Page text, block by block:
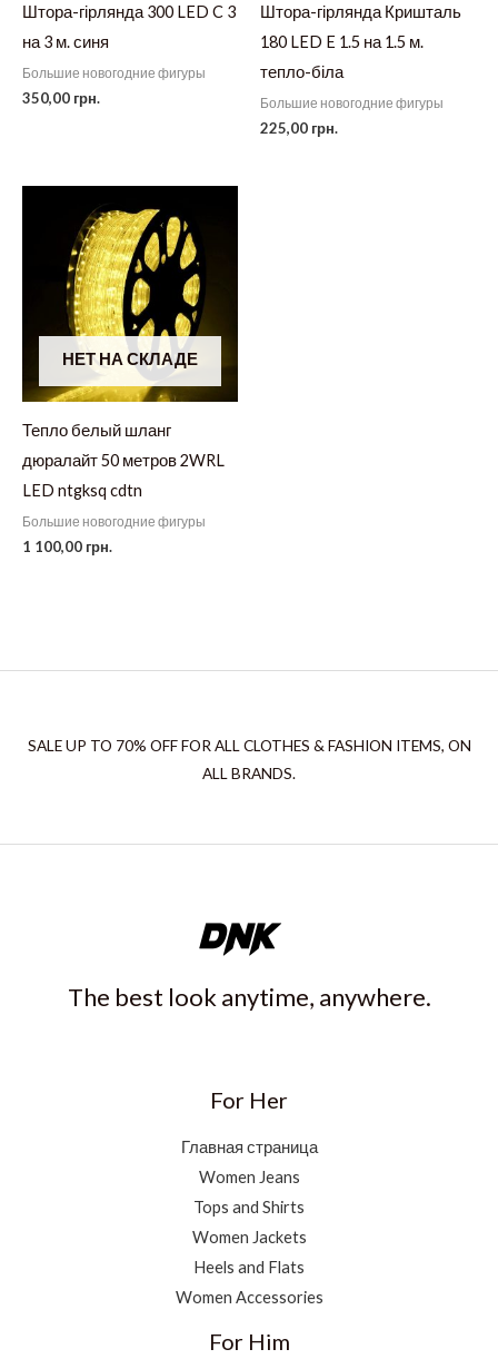
Штора-гірлянда 300 LED C 3
на 3 м. синя
Большие новогодние фигуры
350,00 грн.
Штора-гірлянда Кришталь
180 LED E 1.5 на 1.5 м.
тепло-біла
Большие новогодние фигуры
225,00 грн.
НЕТ НА СКЛАДЕ
Тепло белый шланг
дюралайт 50 метров 2WRL
LED ntgksq cdtn
Большие новогодние фигуры
1 100,00 грн.
SALE UP TO 70% OFF FOR ALL CLOTHES & FASHION ITEMS, ON
ALL BRANDS.
The best look anytime, anywhere.
For Her
Главная страница
Women Jeans
Tops and Shirts
Women Jackets
Heels and Flats
Women Accessories
For Him